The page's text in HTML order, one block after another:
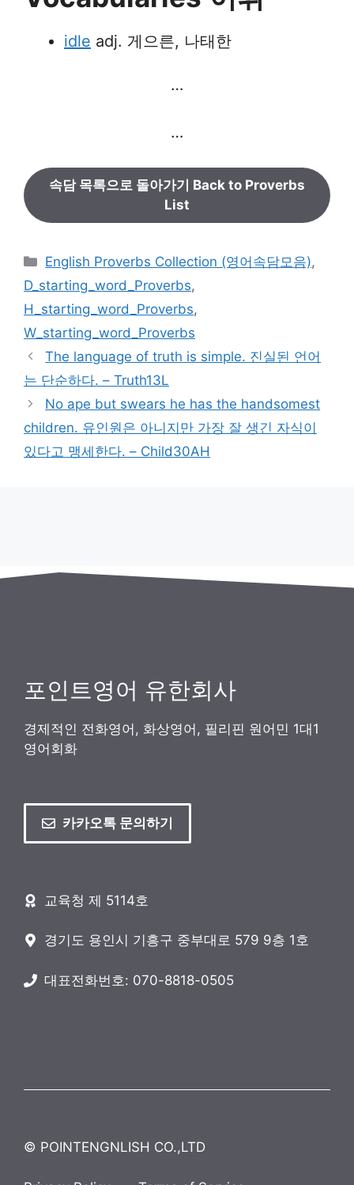
idle adj. 게으른, 나태한
…
…
속담 목록으로 돌아가기 Back to Proverbs
List
카
테
리
English Proverbs Collection (영어속담모음),
D_starting_word_Proverbs,
H_starting_word_Proverbs,
W_starting_word_Proverbs
The language of truth is simple. 진실된 언어
는 단순하다. – Truth13L
No ape but swears he has the handsomest
children. 유인원은 아니지만 가장 잘 생긴 자식이
있다고 맹세한다. – Child30AH
포인트영어 유한회사
경제적인 전화영어, 화상영어, 필리핀 원어민 1대1
영어회화
카카오톡 문의하기
교육청 제 5114호
경기도 용인시 기흥구 중부대로 579 9층 1호
대표전화번호: 070-8818-0505
© POINTENGNLISH CO.,LTD